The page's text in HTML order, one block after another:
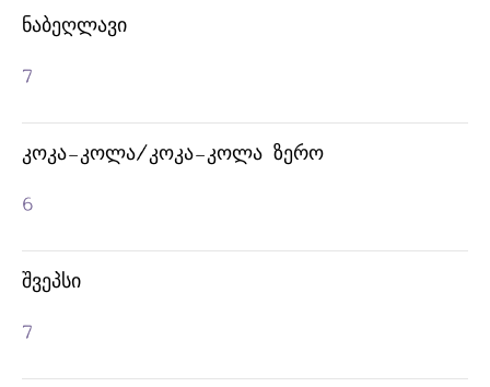
ᲜᲐᲑᲔᲦᲚᲐᲕᲘ
7
ᲙᲝᲙᲐ-ᲙᲝᲚᲐ/ᲙᲝᲙᲐ-ᲙᲝᲚᲐ ᲖᲔᲠᲝ
6
ᲨᲕᲔᲞᲡᲘ
7